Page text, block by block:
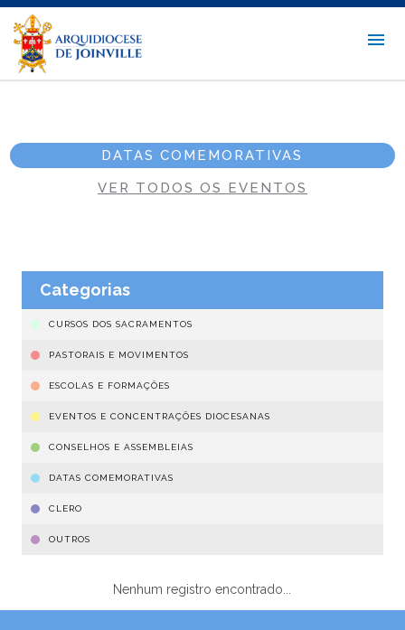
DATAS COMEMORATIVAS
VER TODOS OS EVENTOS
Categorias
CURSOS DOS SACRAMENTOS
PASTORAIS E MOVIMENTOS
ESCOLAS E FORMAÇÕES
EVENTOS E CONCENTRAÇÕES DIOCESANAS
CONSELHOS E ASSEMBLEIAS
DATAS COMEMORATIVAS
CLERO
OUTROS
Nenhum registro encontrado...